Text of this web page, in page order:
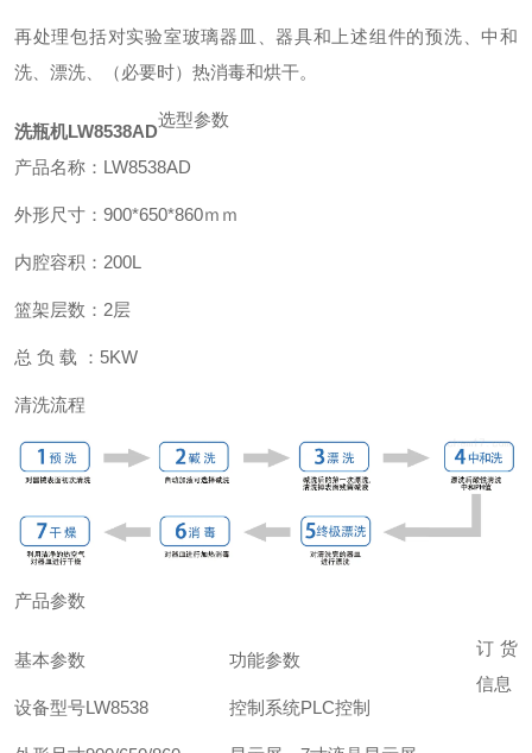
再处理包括对实验室玻璃器皿、器具和上述组件的预洗、中和
洗、漂洗、（必要时）热消毒和烘干。
洗瓶机LW8538AD
选型参数
产品名称：LW8538AD
外形尺寸：900*650*860ｍｍ
内腔容积：200L
篮架层数：2层
总 负 载 ：5KW
清洗流程
产品参数
基本参数 功能参数
设备型号LW8538 控制系统PLC控制
订货
信息